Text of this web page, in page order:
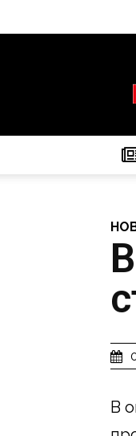
В